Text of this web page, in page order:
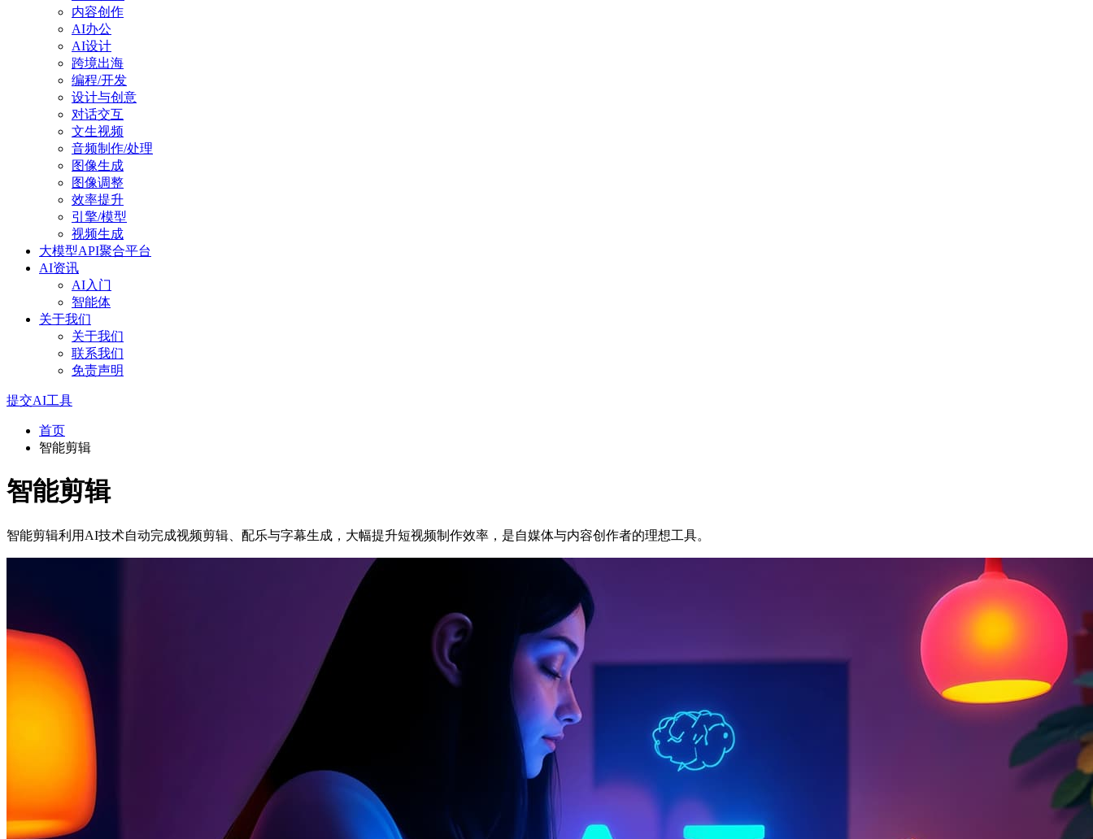
内容创作
AI办公
AI设计
跨境出海
编程/开发
设计与创意
对话交互
文生视频
音频制作/处理
图像生成
图像调整
效率提升
引擎/模型
视频生成
大模型API聚合平台
AI资讯
AI入门
智能体
关于我们
关于我们
联系我们
免责声明
提交AI工具
首页
智能剪辑
智能剪辑
智能剪辑利用AI技术自动完成视频剪辑、配乐与字幕生成，大幅提升短视频制作效率，是自媒体与内容创作者的理想工具。